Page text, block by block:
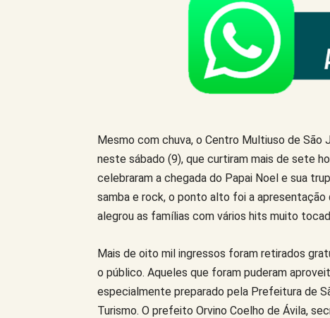
Mesmo com chuva, o Centro Multiuso de São
neste sábado (9), que curtiram mais de sete
celebraram a chegada do Papai Noel e sua
samba e rock, o ponto alto foi a apresentação
alegrou as famílias com vários hits muito
Mais de oito mil ingressos foram retirados
o público. Aqueles que foram puderam
especialmente preparado pela Prefeitura de
Turismo. O prefeito Orvino Coelho de Ávila,